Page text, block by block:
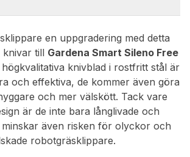
en uppgradering med detta
knivar till Gardena Smart Sileno Free
högkvalitativa knivblad i rostfritt stål är
och effektiva, de kommer även göra
och mer välskött. Tack vare
är de inte bara långlivade och
även risken för olyckor och
robotgräsklippare.